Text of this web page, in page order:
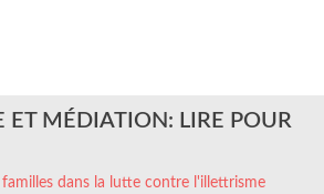
ET MÉDIATION: LIRE POUR
dans la lutte contre l'illettrisme